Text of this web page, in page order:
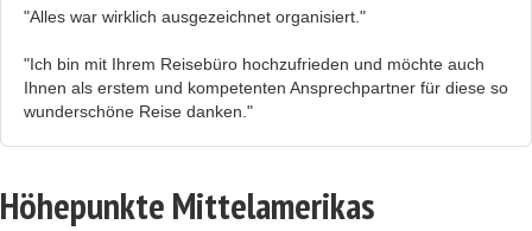
"Alles war wirklich ausgezeichnet organisiert."
"Ich bin mit Ihrem Reisebüro hochzufrieden und möchte auch
Ihnen als erstem und kompetenten Ansprechpartner für diese so
wunderschöne Reise danken."
Höhepunkte Mittelamerikas